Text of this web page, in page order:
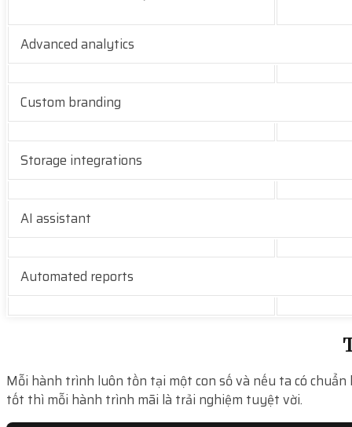
Advanced analytics
Custom branding
Storage integrations
AI assistant
Automated reports
Mỗi hành trình luôn tồn tại một con số và nếu ta có chuẩn
tốt thì mỗi hành trình mãi là trải nghiệm tuyệt vời.